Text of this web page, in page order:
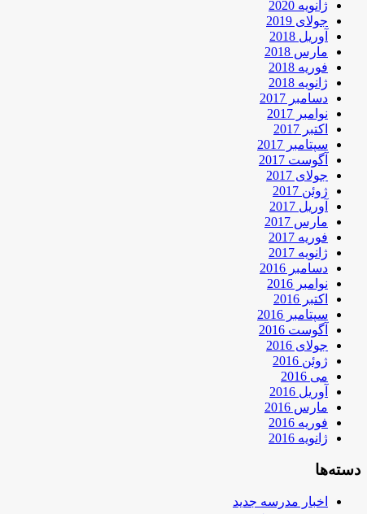
ژانویه 2020
جولای 2019
آوریل 2018
مارس 2018
فوریه 2018
ژانویه 2018
دسامبر 2017
نوامبر 2017
اکتبر 2017
سپتامبر 2017
آگوست 2017
جولای 2017
ژوئن 2017
آوریل 2017
مارس 2017
فوریه 2017
ژانویه 2017
دسامبر 2016
نوامبر 2016
اکتبر 2016
سپتامبر 2016
آگوست 2016
جولای 2016
ژوئن 2016
می 2016
آوریل 2016
مارس 2016
فوریه 2016
ژانویه 2016
دسته‌ها
اخبار مدرسه جدید